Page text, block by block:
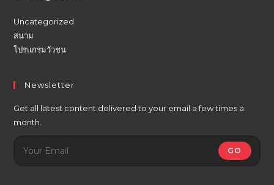
Uncategorized
สนาม
โปรแกรมวัวชน
Newsletter
Get all latest content delivered to your email a few times a
month.
GO